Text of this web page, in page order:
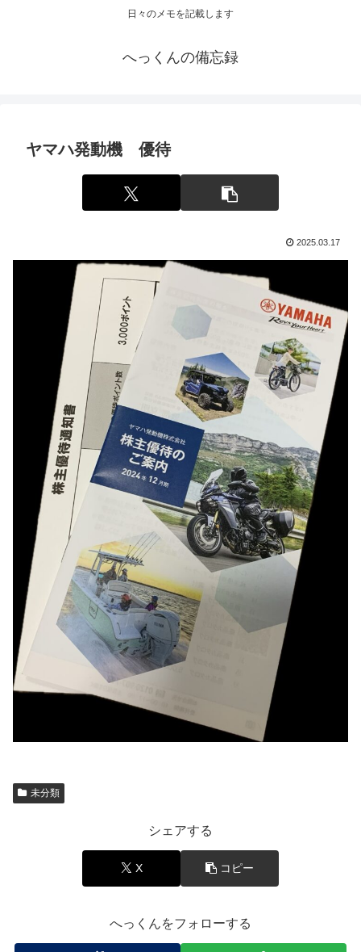
日々のメモを記載します
へっくんの備忘録
ヤマハ発動機 優待
2025.03.17
未分類
シェアする
X コピー
へっくんをフォローする